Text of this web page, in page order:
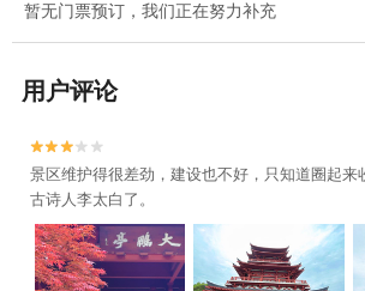
暂无门票预订，我们正在努力补充
用户评论


景区维护得很差劲，建设也不好，只知道圈起来
古诗人李太白了。